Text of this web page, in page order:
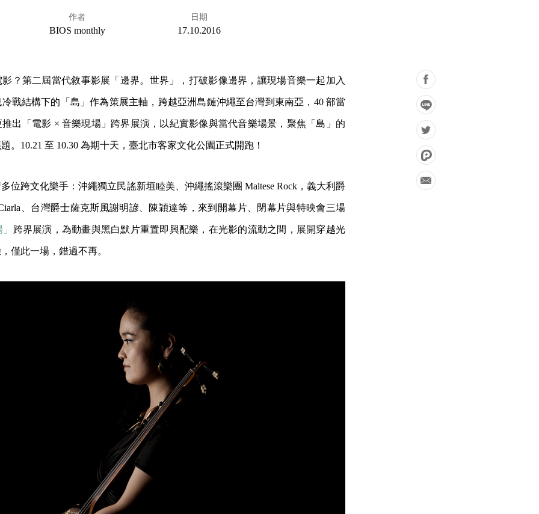
作者
BIOS monthly
日期
17.10.2016
？第二屆當代敘事影展「邊界。世界」，打破影像邊界，讓現場音樂一起加入
戰結構下的「島」作為策展主軸，跨越亞洲島鏈沖繩至台灣到東南亞，40 部當
出「電影 × 音樂現場」跨界展演，以紀實影像與當代音樂場景，聚焦「島」的
。10.21 至 10.30 為期十天，臺北市客家文化公園正式開跑！
位跨文化樂手：沖繩獨立民謠新垣睦美、沖繩搖滾樂團 Maltese Rock，義大利爵
、台灣爵士薩克斯風謝明諺、陳穎達等，來到開幕片、閉幕片與特映會三場
跨界展演，為動畫與黑白默片重置即興配樂，在光影的流動之間，展開穿越光
僅此一場，錯過不再。